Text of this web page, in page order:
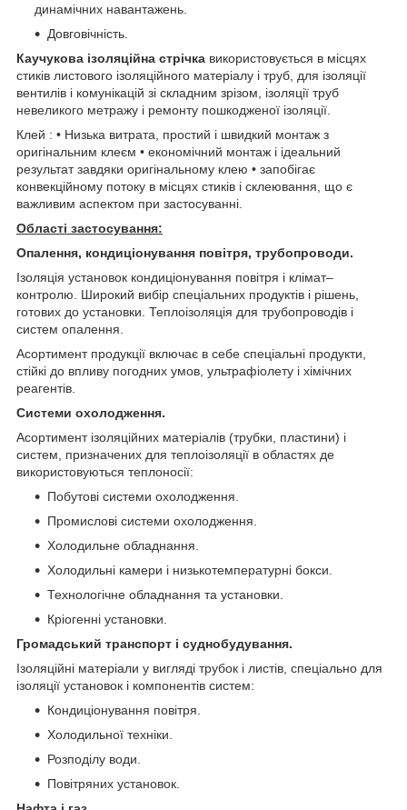
динамічних навантажень.
Довговічність.
Каучукова ізоляційна стрічка використовується в місцях
стиків листового ізоляційного матеріалу і труб, для ізоляції
вентилів і комунікацій зі складним зрізом, ізоляції труб
невеликого метражу і ремонту пошкодженої ізоляції.
Клей : • Низька витрата, простий і швидкий монтаж з
оригінальним клеєм • економічний монтаж і ідеальний
результат завдяки оригінальному клею • запобігає
конвекційному потоку в місцях стиків і склеювання, що є
важливим аспектом при застосуванні.
Області застосування:
Опалення, кондиціонування повітря, трубопроводи.
Ізоляція установок кондиціонування повітря і клімат–
контролю. Широкий вибір спеціальних продуктів і рішень,
готових до установки. Теплоізоляція для трубопроводів і
систем опалення.
Асортимент продукції включає в себе спеціальні продукти,
стійкі до впливу погодних умов, ультрафіолету і хімічних
реагентів.
Системи охолодження.
Асортимент ізоляційних матеріалів (трубки, пластини) і
систем, призначених для теплоізоляції в областях де
використовуються теплоносії:
Побутові системи охолодження.
Промислові системи охолодження.
Холодильне обладнання.
Холодильні камери і низькотемпературні бокси.
Технологічне обладнання та установки.
Кріогенні установки.
Громадський транспорт і суднобудування.
Ізоляційні матеріали у вигляді трубок і листів, спеціально для
ізоляції установок і компонентів систем:
Кондиціонування повітря.
Холодильної техніки.
Розподілу води.
Повітряних установок.